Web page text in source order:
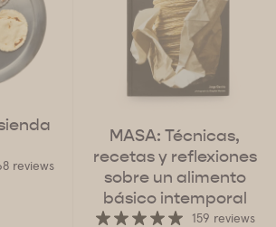
reviews
MASA: Técnicas,
recetas y reflexiones
sobre un alimento
básico intemporal
159 reviews